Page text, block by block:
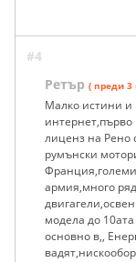
#4
Ретър ( преди 3
Малко истини и
лиценз на Рено
румънски
армия,много
модела до
основно в,,